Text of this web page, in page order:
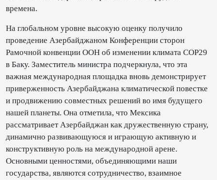
времена.
На глобальном уровне высокую оценку получило
проведение Азербайджаном Конференции сторон
Рамочной конвенции ООН об изменении климата COP29
в Баку. Заместитель министра подчеркнула, что эта
важная международная площадка вновь демонстрирует
приверженность Азербайджана климатической повестке
и продвижению совместных решений во имя будущего
нашей планеты. Она отметила, что Мексика
рассматривает Азербайджан как дружественную страну,
динамично развивающуюся и играющую активную и
конструктивную роль на международной арене.
Основными ценностями, объединяющими наши
государства, являются сотрудничество, взаимное